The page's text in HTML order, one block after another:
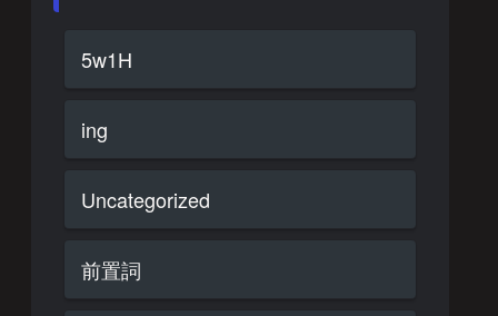
5w1H
ing
Uncategorized
前置詞